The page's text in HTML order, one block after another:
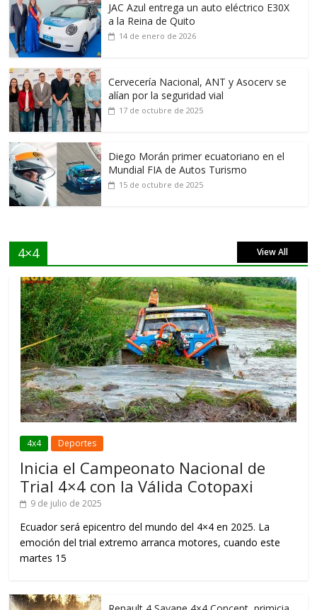
JAC Azul entrega un auto eléctrico E30X
a la Reina de Quito
14 de enero de 2026
Cervecería Nacional, ANT y Asocerv se
alían por la seguridad vial
17 de octubre de 2025
Diego Morán primer ecuatoriano en el
Mundial FIA de Autos Turismo
15 de octubre de 2025
4×4 View All
4x4 Deportes
Inicia el Campeonato Nacional de
Trial 4×4 con la Válida Cotopaxi
9 de julio de 2025
Ecuador será epicentro del mundo del 4×4 en 2025. La
emoción del trial extremo arranca motores, cuando este
martes 15